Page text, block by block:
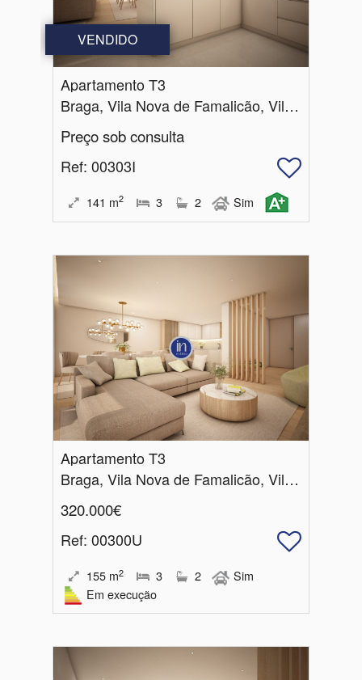
VENDIDO
Apartamento T3
Braga, Vila Nova de Famalicão, Vila Nova de Famalicão e Calendário
Preço sob consulta
Ref: 00303I
141 m2 3 2 Sim
Apartamento T3
Braga, Vila Nova de Famalicão, Vila Nova de Famalicão e Calendário
320.000€
Ref: 00300U
155 m2 3 2
Sim
Em execução